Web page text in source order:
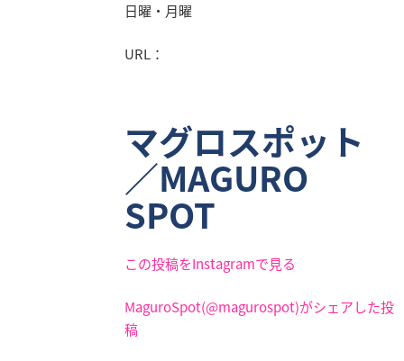
日曜・月曜
URL：
マグロスポット
／MAGURO
SPOT
この投稿をInstagramで見る
MaguroSpot(@magurospot)がシェアした投
稿